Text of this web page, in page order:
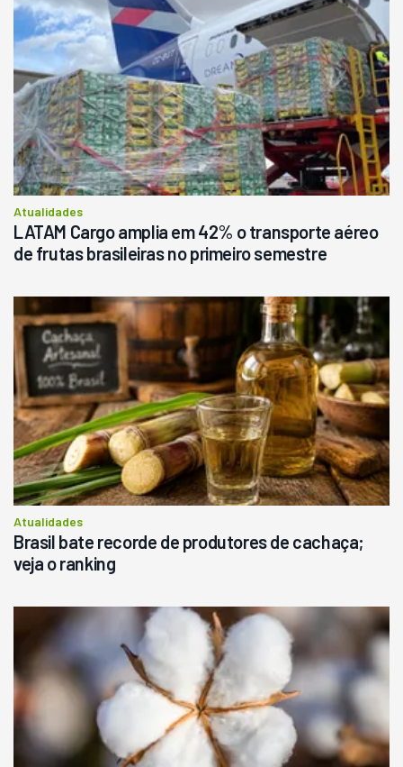
Pá Carregadeira Cat 966
Ano 1987
Londrina
R$ 145.000
Consultar
Atualidades
LATAM Cargo amplia em 42% o transporte aéreo
de frutas brasileiras no primeiro semestre
Atualidades
Brasil bate recorde de produtores de cachaça;
veja o ranking